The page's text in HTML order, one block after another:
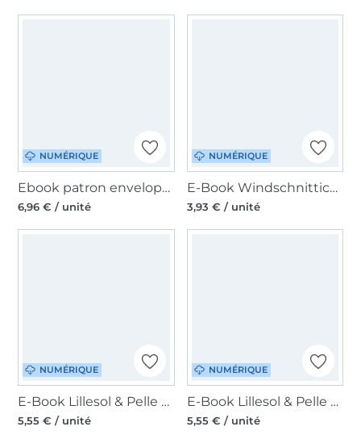
NUMÉRIQUE
Ebook patron enveloppes en tissu von Lange Hand, en allemand
6,96 € / unité
NUMÉRIQUE
E-Book Windschnittich Elfenstiefel, en allemand
3,93 € / unité
NUMÉRIQUE
E-Book Lillesol & Pelle Advent calendar, en allemand
5,55 € / unité
NUMÉRIQUE
E-Book Lillesol & Pelle Gift wrapping, en allemand
5,55 € / unité